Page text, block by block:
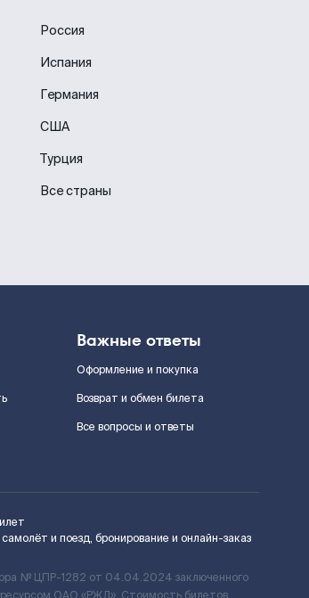
Россия
Испания
Германия
США
Турция
Все страны
Важные ответы
Оформление и покупка
Возврат и обмен билета
Все вопросы и ответы
и поезд, бронирование и онлайн-заказ
№ ЦПР-1282 от 04.04.2024 заключенного